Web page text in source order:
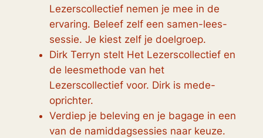
Lezerscollectief nemen je mee in de
ervaring. Beleef zelf een samen-lees-
sessie. Je kiest zelf je doelgroep.
Dirk Terryn stelt Het Lezerscollectief en
de leesmethode van het
Lezerscollectief voor. Dirk is mede-
oprichter.
Verdiep je beleving en je bagage in een
van de namiddagsessies naar keuze.